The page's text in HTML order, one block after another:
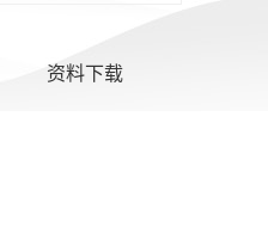
资料下载